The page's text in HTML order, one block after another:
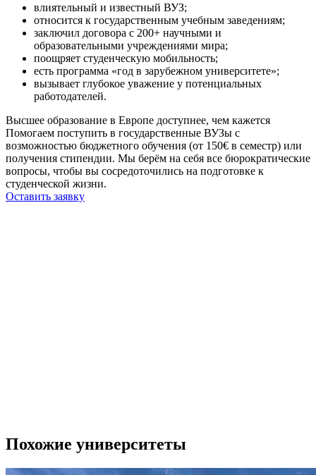
влиятельный и известный ВУЗ;
относится к государственным учебным заведениям;
заключил договора с 200+ научными и
образовательными учреждениями мира;
поощряет студенческую мобильность;
есть программа «год в зарубежном университете»;
вызывает глубокое уважение у потенциальных
работодателей.
Высшее образование в Европе доступнее, чем кажется
Помогаем поступить в государственные ВУЗы с
возможностью бюджетного обучения (от 150€ в семестр) или
получения стипендии. Мы берём на себя все бюрократические
вопросы, чтобы вы сосредоточились на подготовке к
студенческой жизни.
Оставить заявку
Похожие университеты